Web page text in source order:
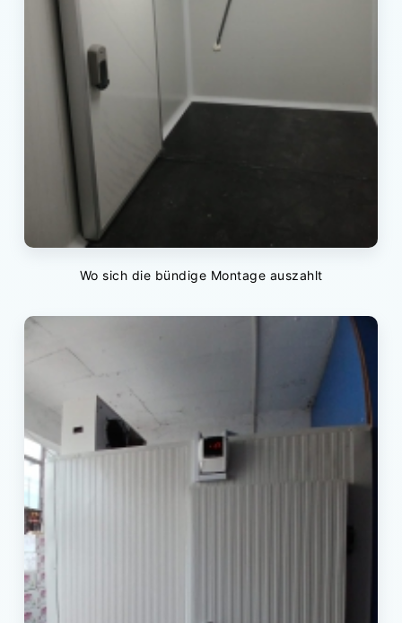
Wo sich die bündige Montage auszahlt